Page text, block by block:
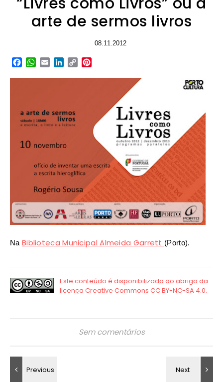
arte de sermos livros
08.11.2012
Facebook
WhatsApp
EmailLinkedIn
Copy
Na Biblioteca Municipal Almeida Garrett (Porto).
Sem comentários